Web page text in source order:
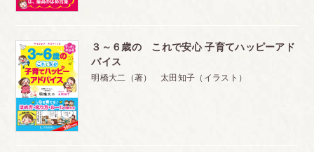
(5) 輝ける子に育てるために、大人ができること 4
(6) 子どもの心は、甘えと反抗を繰り返して大きくなる
(7) 甘えない人が自立するのでなく、甘えていいときに、じゅ
うぶん甘えた人が自立するのです
３～６歳の これで安心 子育てハッピーアド
バイス
明橋大二（著） 太田知子（イラスト）